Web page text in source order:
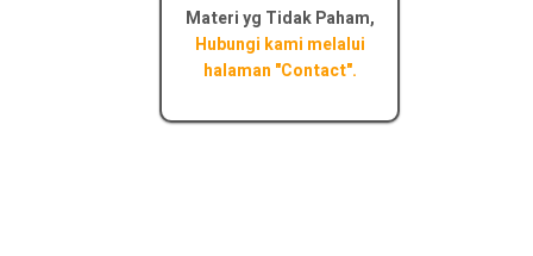
Materi yg Tidak Paham,
Hubungi kami melalui
halaman "Contact".